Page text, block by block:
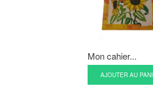
Mon cahier...
AJOUTER AU